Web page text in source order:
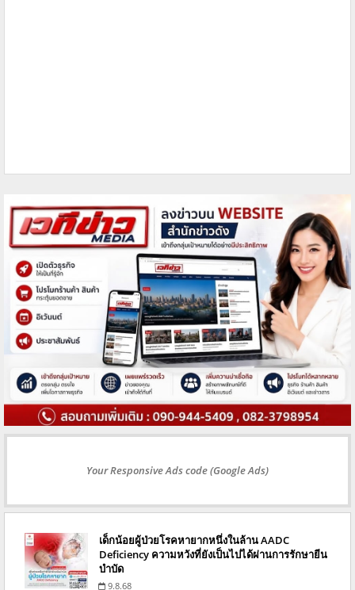
Your Responsive Ads code (Google Ads)
เด็กน้อยผู้ป่วยโรคหายากหนึ่งในล้าน AADC
Deficiency ความหวังที่ยังเป็นไปได้ผ่านการรักษายีน
บำบัด
9.8.68